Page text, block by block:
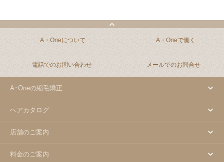
A・Oneについて A・Oneで働く
電話でのお問い合わせ メールでのお問合せ
A･Oneの縮毛矯正
ヘアカタログ
店舗のご案内
料金のご案内